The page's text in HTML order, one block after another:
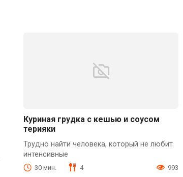
Куриная грудка с кешью и соусом
терияки
Трудно найти человека, который не любит
интенсивные
30 мин. 4 993